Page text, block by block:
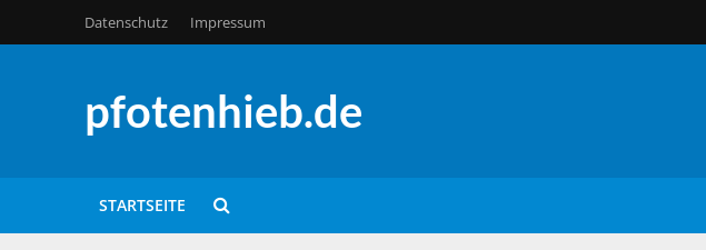
Datenschutz Impressum
pfotenhieb.de
STARTSEITE